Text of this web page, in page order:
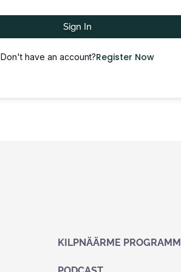
Sign In
Don't have an account?Register Now
KILPNÄÄRME PROGRAMM